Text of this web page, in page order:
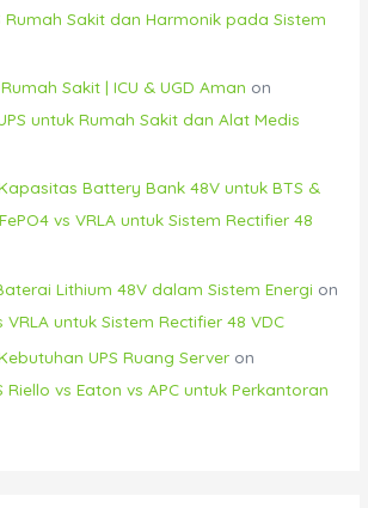
Rumah Sakit dan Harmonik pada Sistem
Sakit | ICU & UGD Aman on
untuk Rumah Sakit dan Alat Medis
Battery Bank 48V untuk BTS &
vs VRLA untuk Sistem Rectifier 48
Lithium 48V dalam Sistem Energi on
VRLA untuk Sistem Rectifier 48 VDC
UPS Ruang Server on
Riello vs Eaton vs APC untuk Perkantoran